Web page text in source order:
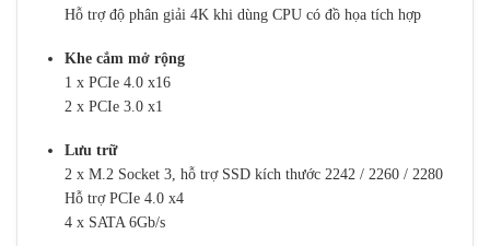
Hỗ trợ độ phân giải 4K khi dùng CPU có đồ họa tích hợp
Khe cắm mở rộng
1 x PCIe 4.0 x16
2 x PCIe 3.0 x1
Lưu trữ
2 x M.2 Socket 3, hỗ trợ SSD kích thước 2242 / 2260 / 2280
Hỗ trợ PCIe 4.0 x4
4 x SATA 6Gb/s